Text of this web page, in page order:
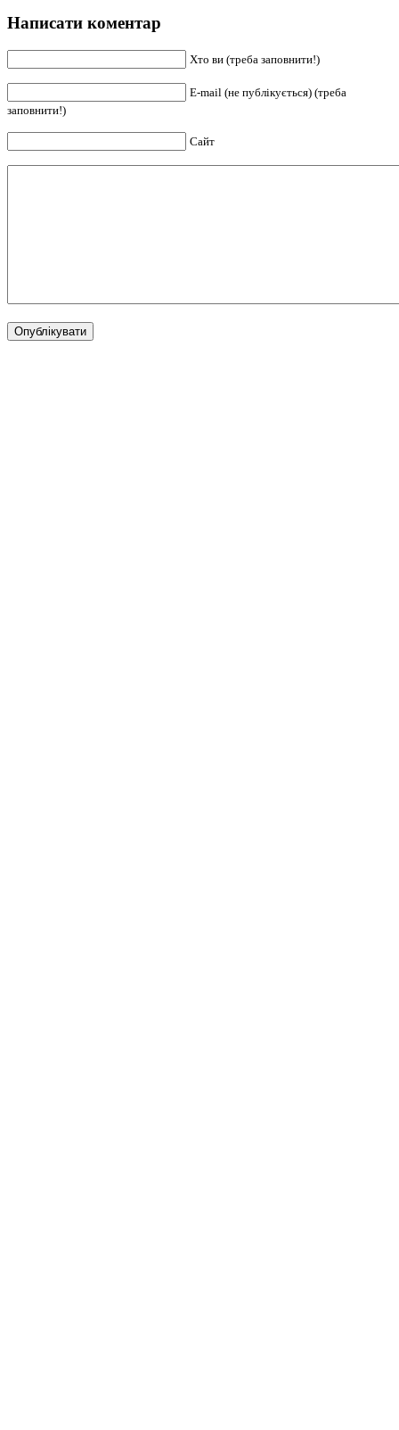
Написати коментар
Хто ви (треба заповнити!)
E-mail (не публікується) (треба
заповнити!)
Сайт